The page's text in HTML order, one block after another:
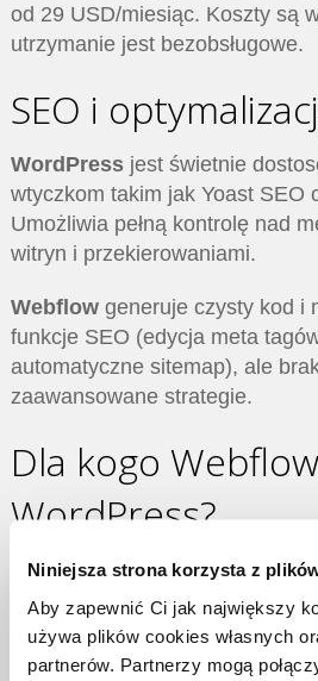
Niniejsza strona korzysta z
Aby zapewnić Ci jak największy
używa plików cookies własnych
partnerów. Partnerzy mogą
od 29 USD/miesiąc. Koszty są
utrzymanie jest bezobsługowe.
SEO i
WordPressjest świetnie
wtyczkom takim jak Yoast SEO
Umożliwia pełną kontrolę nad
witryn i przekierowaniami.
Webflowgeneruje czysty kod i
funkcje SEO (edycja meta
automatyczne sitemap), ale
zaawansowane strategie.
Dla kogo
WordPress?
Wybierz Webflow, jeśli:
Priorytetem jest design i
wizualna.